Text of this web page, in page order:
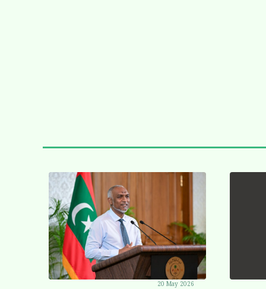
20 May 2026